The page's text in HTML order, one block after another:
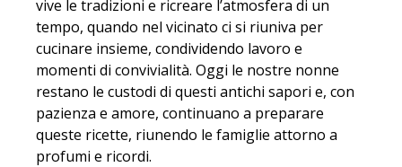
vive le tradizioni e ricreare l’atmosfera di un
tempo, quando nel vicinato ci si riuniva per
cucinare insieme, condividendo lavoro e
momenti di convivialità. Oggi le nostre nonne
restano le custodi di questi antichi sapori e, con
pazienza e amore, continuano a preparare
queste ricette, riunendo le famiglie attorno a
profumi e ricordi.